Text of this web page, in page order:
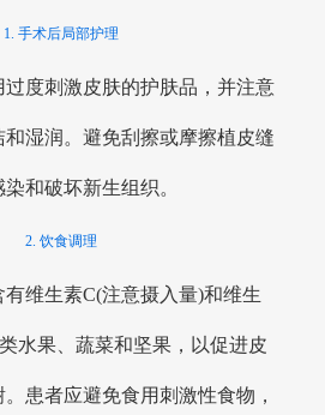
1. 手术后局部护理
度刺激皮肤的护肤品，并注意
湿润。避免刮擦或摩擦植皮缝
和破坏新生组织。
2. 饮食调理
维生素C(注意摄入量)和维生
水果、蔬菜和坚果，以促进皮
患者应避免食用刺激性食物，